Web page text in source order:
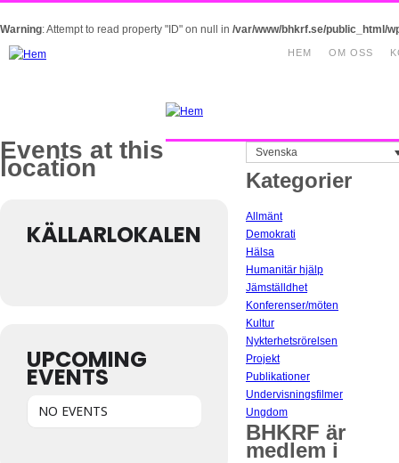
Warning: Attempt to read property "ID" on null in /var/www/bhkrf.se/public_html/
OM OSS
HEM
Events at this
location
KÄLLARLOKALEN
UPCOMING
EVENTS
NO EVENTS
Svenska
Kategorier
Allmänt
Demokrati
Hälsa
Humanitär hjälp
Jämställdhet
Konferenser/möten
Kultur
Nykterhetsrörelsen
Projekt
Publikationer
Undervisningsfilmer
Ungdom
BHKRF är
medlem i